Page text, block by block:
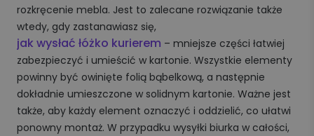
rozkręcenie mebla. Jest to zalecane rozwiązanie także
wtedy, gdy zastanawiasz się,
jak wysłać łóżko kurierem – mniejsze części łatwiej
zabezpieczyć i umieścić w kartonie. Wszystkie elementy
powinny być owinięte folią bąbelkową, a następnie
dokładnie umieszczone w solidnym kartonie. Ważne jest
także, aby każdy element oznaczyć i oddzielić, co ułatwi
ponowny montaż. W przypadku wysyłki biurka w całości,